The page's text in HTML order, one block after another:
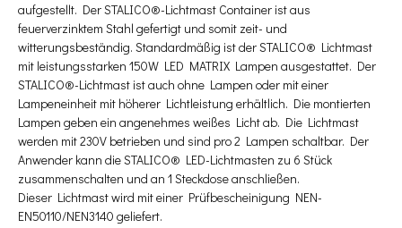
aufgestellt. Der STALICO®-Lichtmast Container ist aus
feuerverzinktem Stahl gefertigt und somit zeit- und
witterungsbeständig. Standardmäßig ist der STALICO® Lichtmast
mit leistungsstarken 150W LED MATRIX Lampen ausgestattet. Der
STALICO®-Lichtmast ist auch ohne Lampen oder mit einer
Lampeneinheit mit höherer Lichtleistung erhältlich. Die montierten
Lampen geben ein angenehmes weißes Licht ab. Die Lichtmast
werden mit 230V betrieben und sind pro 2 Lampen schaltbar. Der
Anwender kann die STALICO® LED-Lichtmasten zu 6 Stück
zusammenschalten und an 1 Steckdose anschließen.
Dieser Lichtmast wird mit einer Prüfbescheinigung NEN-
EN50110/NEN3140 geliefert.